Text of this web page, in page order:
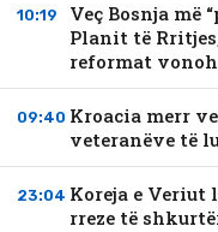
10:19
Veç Bosnja më
Planit të
reformat
09:40 Kroacia merr
veteranëve të
23:04 Koreja e Veriut
rreze të